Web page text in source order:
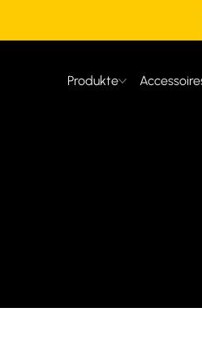
Produkte